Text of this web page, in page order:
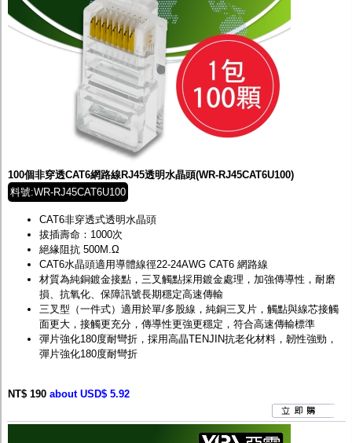
100個非穿透CAT6網路線RJ45透明水晶頭(WR-RJ45CAT6U100)
料號:WR-RJ45CAT6U100
CAT6非穿透式透明水晶頭
拔插壽命：1000次
絕緣阻抗 500M.Ω
CAT6水晶頭適用導體線徑22-24AWG CAT6 網路線
材質為純銅鍍金接點，三叉觸點採用鍍金處理，加強傳導性，耐磨
損、抗氧化、保障訊號長期穩定高速傳輸
三叉型（一件式）適用於單/多股線，純銅三叉片，觸點與線芯接觸
面更大，接觸更充分，傳導性更強更穩定，符合高速傳輸標準
彈片強化180度耐彎折，採用高晶TENJIN抗老化材料，韌性強勁，
彈片強化180度耐彎折
NT$ 190 about USD$ 5.92